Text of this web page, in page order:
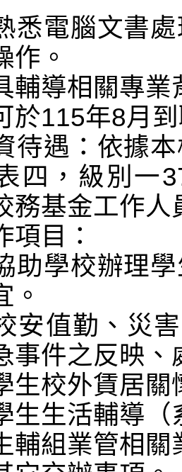
悉電腦文書
作。
輔導相關專
於115年8月
待遇：依據
四，級別一
務基金工作
項目：
助學校辦理
。
安值勤、災
事件之反映、
生校外賃居
生生活輔導
輔組業管相關